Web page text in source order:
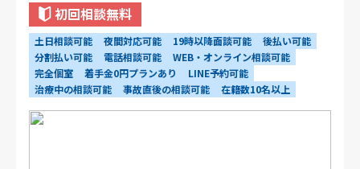
初回相談無料
土日相談可能 夜間対応可能 19時以降面談可能
後払い可能
分割払い可能
電話相談可能
WEB・オンライン相談可能
完全個室
着手金0円プランあり
LINE予約可能
治療中の相談可能
事故直後の相談可能 在籍数10名以上